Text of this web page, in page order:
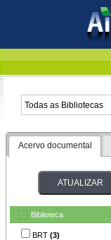
Acervo documental
Biblioteca
BRT (3)